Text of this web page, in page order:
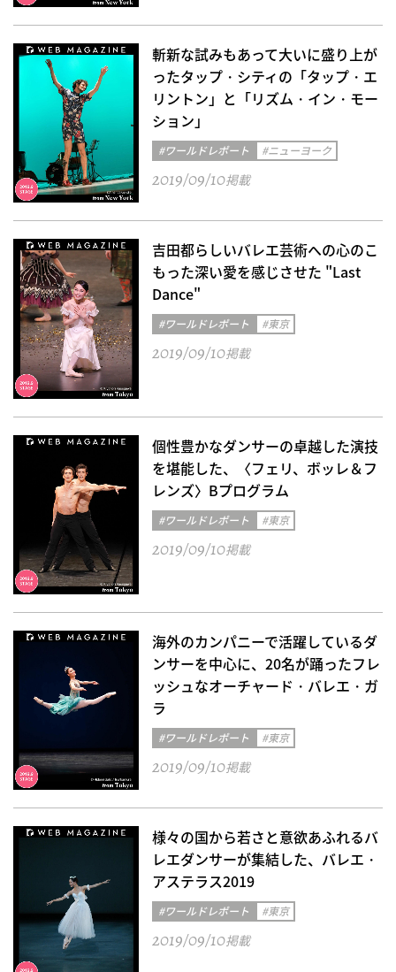
斬新な試みもあって大いに盛り上が
ったタップ・シティの「タップ・エ
リントン」と「リズム・イン・モー
ション」
#ワールドレポート #ニューヨーク
2019/09/10掲載
吉田都らしいバレエ芸術への心のこ
もった深い愛を感じさせた "Last
Dance"
#ワールドレポート #東京
2019/09/10掲載
個性豊かなダンサーの卓越した演技
を堪能した、〈フェリ、ボッレ＆フ
レンズ〉Bプログラム
#ワールドレポート #東京
2019/09/10掲載
海外のカンパニーで活躍しているダ
ンサーを中心に、20名が踊ったフレ
ッシュなオーチャード・バレエ・ガ
ラ
#ワールドレポート #東京
2019/09/10掲載
様々の国から若さと意欲あふれるバ
レエダンサーが集結した、バレエ・
アステラス2019
#ワールドレポート #東京
2019/09/10掲載